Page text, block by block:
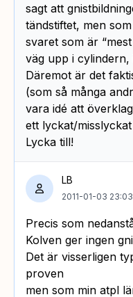
sagt att
tändstiftet, men
svaret som är
väg upp i cylindern,
Däremot är det
(som så många
vara idé att
ett lyckat/
Lycka till!
LB
2011-01-03 23:03
Precis som
Kolven ger ingen
Det är visserligen
proven
men som min atpl